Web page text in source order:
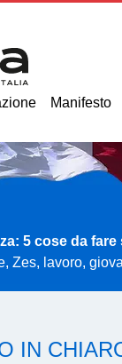
Manifesto
5 cose da
Zes, lavoro,
IN